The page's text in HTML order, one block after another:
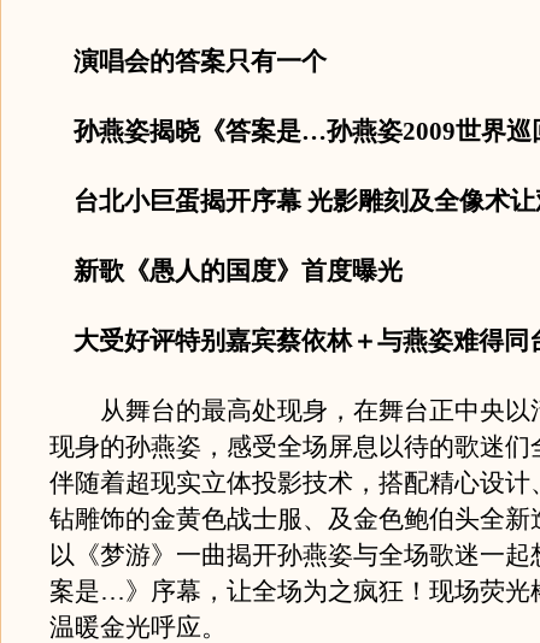
演唱会的答案只有一个
孙燕姿揭晓《答案是…孙燕姿2009世界巡
台北小巨蛋揭开序幕 光影雕刻及全像术
新歌《愚人的国度》首度曝光
大受好评特别嘉宾蔡依林＋与燕姿难得同
从舞台的最高处现身，在舞台正中央以
现身的孙燕姿，感受全场屏息以待的歌迷们
伴随着超现实立体投影技术，搭配精心设计
钻雕饰的金黄色战士服、及金色鲍伯头全新
以《梦游》一曲揭开孙燕姿与全场歌迷一起
案是…》序幕，让全场为之疯狂！现场荧光
温暖金光呼应。